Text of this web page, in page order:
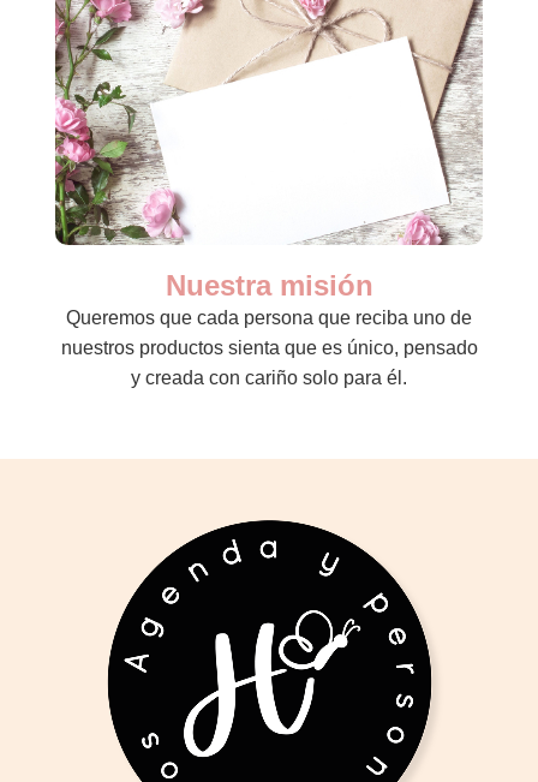
Nuestra misión
Queremos que cada persona que reciba uno de
nuestros productos sienta que es único, pensado
y creada con cariño solo para él.